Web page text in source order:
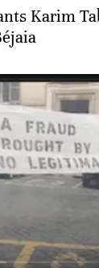
Karim